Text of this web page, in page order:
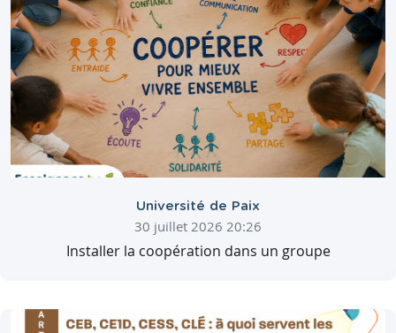
Université de Paix
30 juillet 2026 20:26
Installer la coopération dans un groupe